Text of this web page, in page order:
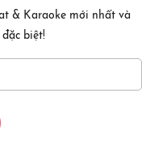
& Karaoke mới nhất và
biệt!